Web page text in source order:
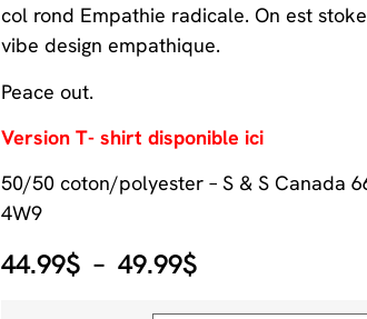
col rond Empathie radicale. On est
vibe design empathique.
Peace out.
Version T- shirt disponible ici
50/50 coton/polyester – S & S Canada
4W9
44.99$ – 49.99$